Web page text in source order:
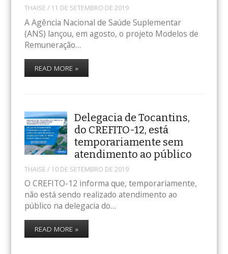
THAISE / 11 DE SETEMBRO DE 2019
A Agência Nacional de Saúde Suplementar
(ANS) lançou, em agosto, o projeto Modelos de
Remuneração…
READ MORE »
Delegacia de Tocantins,
do CREFITO-12, está
temporariamente sem
atendimento ao público
THAISE / 10 DE SETEMBRO DE 2019
O CREFITO-12 informa que, temporariamente,
não está sendo realizado atendimento ao
público na delegacia do…
READ MORE »